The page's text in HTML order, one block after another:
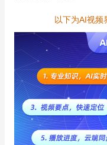
以下为AI视频